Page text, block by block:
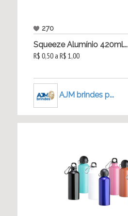
270
Squeeze Alumínio 420ml...
R$ 0,50 a R$ 1,00
AJM brindes p...